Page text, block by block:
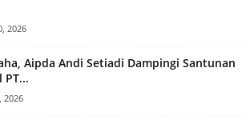
2026
Aipda Andi Setiadi Dampingi Santunan
PT...
2026